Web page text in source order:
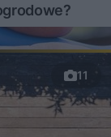
11